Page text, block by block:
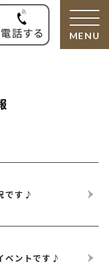
MENU
です♪
ベントです♪